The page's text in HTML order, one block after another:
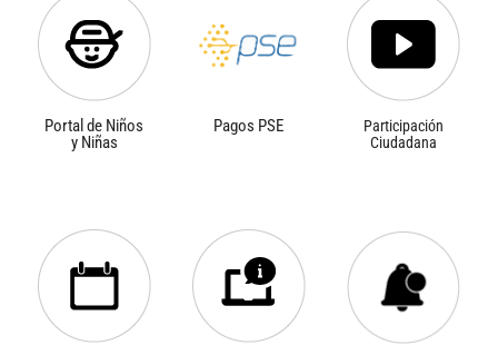
Portal de Niños
y Niñas
Pagos PSE
Participación
Ciudadana